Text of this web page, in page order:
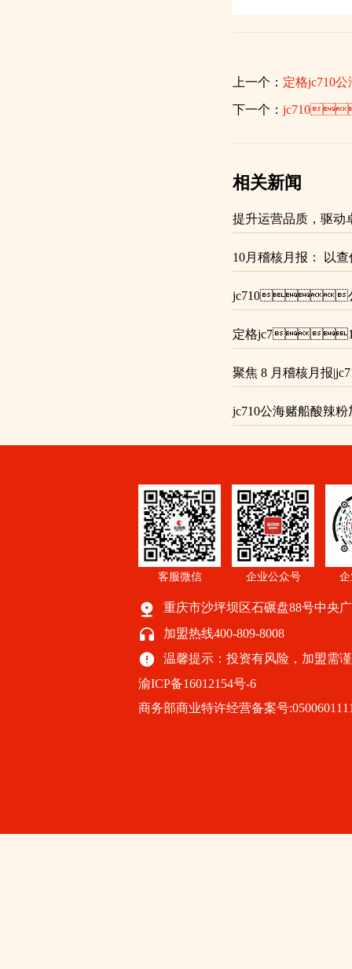
上一个： 定格jc710公
下一个：
相关新闻
提升运营品质，驱动卓
10月稽核月报： 以
jc710公
定格jc710
聚焦 8 月稽核月报|jc710
jc710公海赌船
客服微信 企业公众号
重庆市沙坪坝区石碾盘88号中央
加盟热线400-809-8008
温馨提示：投资有风险，加盟需
渝ICP备16012154号-6
商务部商业特许经营备案号